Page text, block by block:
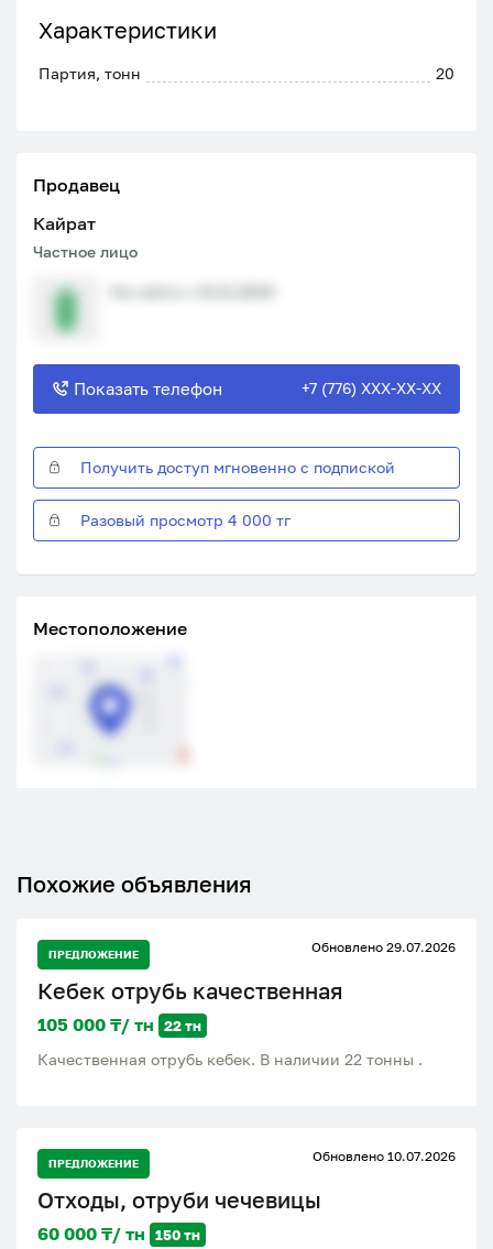
Характеристики
Партия, тонн 20
Продавец
Кайрат
Частное лицо
Показать телефон +7 (776) XXX-XX-XX
Получить доступ мгновенно с подпиской
Разовый просмотр 4 000 тг
Местоположение
Похожие объявления
ПРЕДЛОЖЕНИЕ Обновлено 29.07.2026
Кебек отрубь качественная
105 000 ₸/ тн 22 тн
Качественная отрубь кебек. В наличии 22 тонны .
ПРЕДЛОЖЕНИЕ Обновлено 10.07.2026
Отходы, отруби чечевицы
60 000 ₸/ тн 150 тн